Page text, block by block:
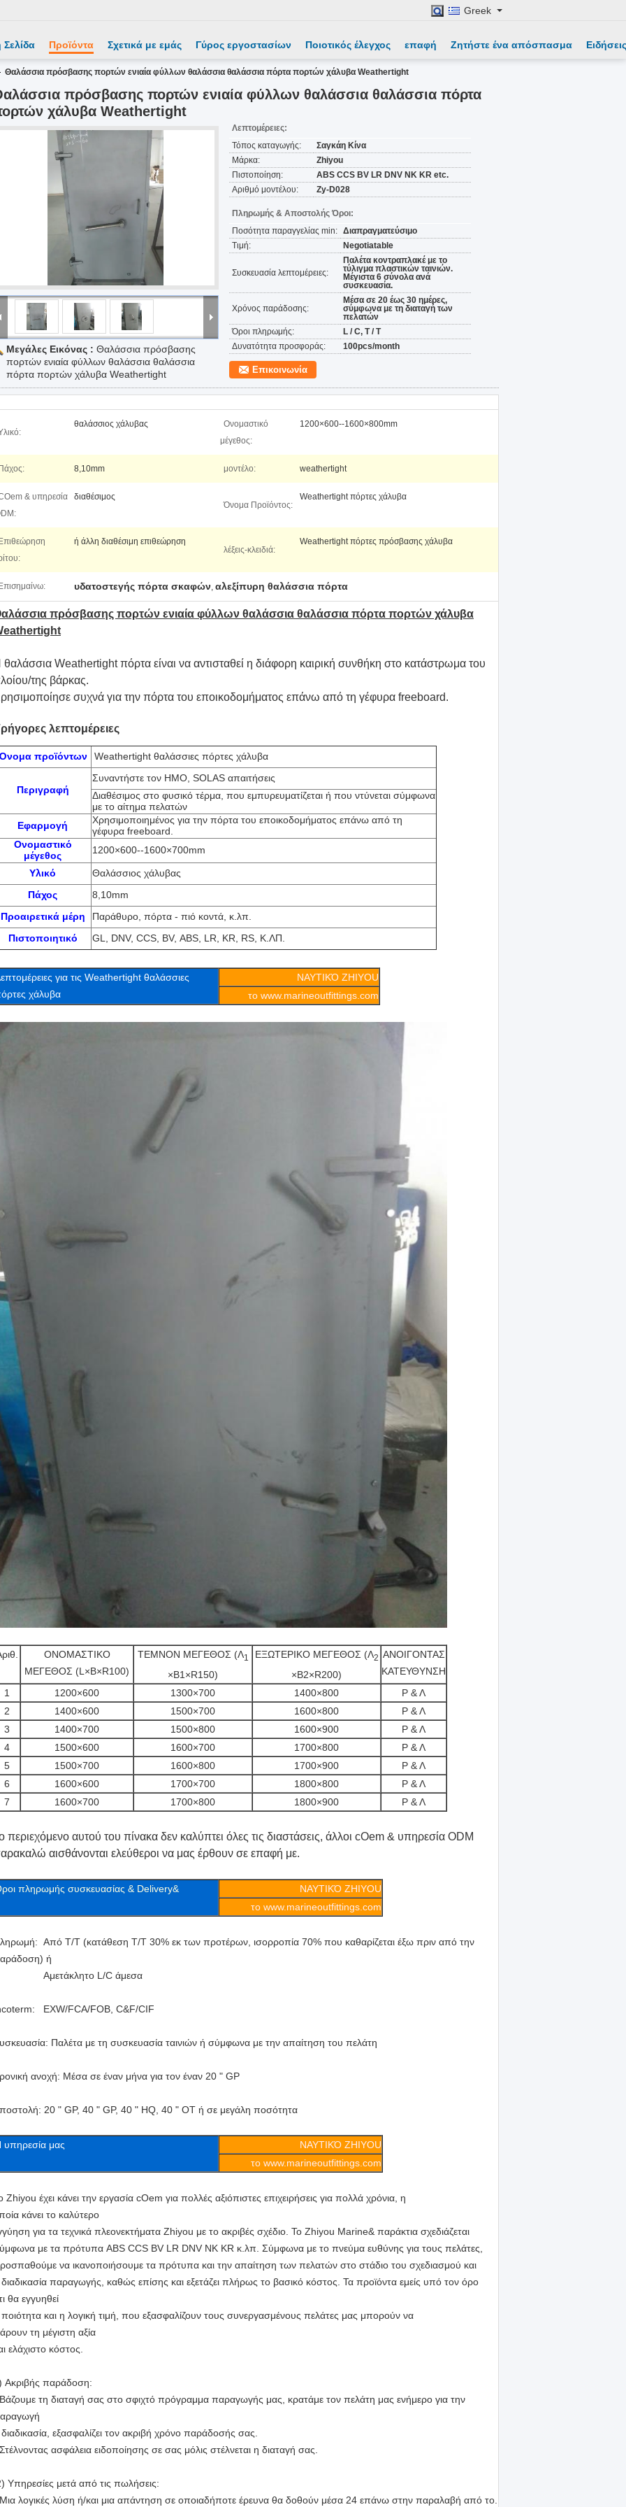
Greek
Σελίδα Προϊόντα Σχετικά με εμάς Γύρος εργοστασίων Ποιοτικός έλεγχος επαφή Ζητήστε ένα απόσπασμα
Θαλάσσια πρόσβασης πορτών ενιαία φύλλων θαλάσσια θαλάσσια πόρτα πορτών χάλυβα Weathertight
πρόσβασης πορτών ενιαία φύλλων θαλάσσια θαλάσσια πόρτα
χάλυβα Weathertight
Μεγάλες Εικόνας : Θαλάσσια πρόσβασης
πορτών ενιαία φύλλων θαλάσσια θαλάσσια
πόρτα πορτών χάλυβα Weathertight
Λεπτομέρειες:
Τόπος καταγωγής:
Σαγκάη Κίνα
Μάρκα:
Zhiyou
Πιστοποίηση:
ABS CCS BV LR DNV NK KR etc.
Αριθμό μοντέλου:
Zy-D028
Πληρωμής & Αποστολής Όροι:
Ποσότητα παραγγελίας min: Διαπραγματεύσιμο
Τιμή:
Negotiatable
Συσκευασία λεπτομέρειες:
Παλέτα κοντραπλακέ με το
τύλιγμα πλαστικών ταινιών.
Μέγιστα 6 σύνολα ανά
συσκευασία.
Χρόνος παράδοσης:
Μέσα σε 20 έως 30 ημέρες,
σύμφωνα με τη διαταγή των
πελατών
Όροι πληρωμής:
L / C, T / T
Δυνατότητα προσφοράς:
100pcs/month
Επικοινωνία
θαλάσσιος χάλυβας
Ονομαστικό
μέγεθος:
1200×600--1600×800mm
8,10mm μοντέλο: weathertight
& υπηρεσία
διαθέσιμος
Όνομα Προϊόντος:
Weathertight πόρτες χάλυβα
ή άλλη διαθέσιμη επιθεώρηση
λέξεις-κλειδιά:
Weathertight πόρτες πρόσβασης χάλυβα
υδατοστεγής πόρτα σκαφών, αλεξίπυρη θαλάσσια πόρτα
πρόσβασης πορτών ενιαία φύλλων θαλάσσια θαλάσσια πόρτα πορτών χάλυβα
θαλάσσια Weathertight πόρτα είναι να αντισταθεί η διάφορη καιρική συνθήκη στο κατάστρωμα του
της βάρκας.
συχνά για την πόρτα του εποικοδομήματος επάνω από τη γέφυρα freeboard.
λεπτομέρειες
προϊόντων Weathertight θαλάσσιες πόρτες χάλυβα
Περιγραφή
Συναντήστε τον ΗΜΟ, SOLAS απαιτήσεις
Διαθέσιμος στο φυσικό τέρμα, που εμπυρευματίζεται ή που ντύνεται σύμφωνα
με το αίτημα πελατών
Εφαρμογή
Χρησιμοποιημένος για την πόρτα του εποικοδομήματος επάνω από τη
γέφυρα freeboard.
Ονομαστικό
μέγεθος
1200×600--1600×700mm
Υλικό
Θαλάσσιος χάλυβας
Πάχος
8,10mm
Προαιρετικά μέρη
Παράθυρο, πόρτα - πιό κοντά, κ.λπ.
Πιστοποιητικό
GL, DNV, CCS, BV, ABS, LR, KR, RS, Κ.ΛΠ.
για τις Weathertight θαλάσσιες
χάλυβα
ΝΑΥΤΙΚΌ ZHIYOU
το www.marineoutfittings.com
ΟΝΟΜΑΣΤΙΚΟ
ΜΕΓΕΘΟΣ (L×B×R100)
ΤΕΜΝΟΝ ΜΕΓΕΘΟΣ (Λ1
×B1×R150)
ΕΞΩΤΕΡΙΚΟ ΜΕΓΕΘΟΣ (Λ2
×B2×R200)
ΑΝΟΙΓΟΝΤΑΣ
ΚΑΤΕΥΘΥΝΣΗ
1
1200×600 1300×700 1400×800
Ρ & Λ
2
1400×600 1500×700 1600×800
Ρ & Λ
3
1400×700 1500×800 1600×900
Ρ & Λ
4
1500×600 1600×700 1700×800
Ρ & Λ
5
1500×700 1600×800 1700×900
Ρ & Λ
6
1600×600 1700×700 1800×800
Ρ & Λ
7
1600×700 1700×800 1800×900 Ρ & Λ
περιεχόμενο αυτού του πίνακα δεν καλύπτει όλες τις διαστάσεις, άλλοι cOem & υπηρεσία ODM
αισθάνονται ελεύθεροι να μας έρθουν σε επαφή με.
πληρωμής συσκευασίας & Delivery&
ΝΑΥΤΙΚΌ ZHIYOU
το www.marineoutfittings.com
Από T/T (κατάθεση T/T 30% εκ των προτέρων, ισορροπία 70% που καθαρίζεται έξω πριν από την
ή
L/C άμεσα
EXW/FCA/FOB, C&F/CIF
Παλέτα με τη συσκευασία ταινιών ή σύμφωνα με την απαίτηση του πελάτη
ανοχή: Μέσα σε έναν μήνα για τον έναν 20 " GP
20 " GP, 40 " GP, 40 " HQ, 40 " OT ή σε μεγάλη ποσότητα
υπηρεσία μας
ΝΑΥΤΙΚΌ ZHIYOU
το www.marineoutfittings.com
Zhiyou έχει κάνει την εργασία cOem για πολλές αξιόπιστες επιχειρήσεις για πολλά χρόνια, η
κάνει το καλύτερο
για τα τεχνικά πλεονεκτήματα Zhiyou με το ακριβές σχέδιο. Το Zhiyou Marine& παράκτια σχεδιάζεται
με τα πρότυπα ABS CCS BV LR DNV NK KR κ.λπ. Σύμφωνα με το πνεύμα ευθύνης για τους πελάτες,
να ικανοποιήσουμε τα πρότυπα και την απαίτηση των πελατών στο στάδιο του σχεδιασμού και
παραγωγής, καθώς επίσης και εξετάζει πλήρως το βασικό κόστος. Τα προϊόντα εμείς υπό τον όρο
θα εγγυηθεί
και η λογική τιμή, που εξασφαλίζουν τους συνεργασμένους πελάτες μας μπορούν να
τη μέγιστη αξία
ελάχιστο κόστος.
Ακριβής παράδοση:
τη διαταγή σας στο σφιχτό πρόγραμμα παραγωγής μας, κρατάμε τον πελάτη μας ενήμερο για την
εξασφαλίζει τον ακριβή χρόνο παράδοσής σας.
ασφάλεια ειδοποίησης σε σας μόλις στέλνεται η διαταγή σας.
Υπηρεσίες μετά από τις πωλήσεις:
λογικές λύση ή/και μια απάντηση σε οποιαδήποτε έρευνα θα δοθούν μέσα 24 επάνω στην παραλαβή από το.